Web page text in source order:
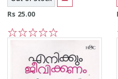
Rs 25.00